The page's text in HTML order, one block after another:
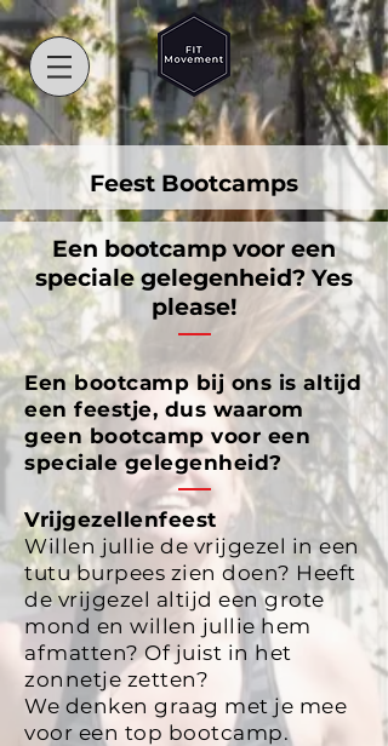
Feest Bootcamps
Een bootcamp voor een
speciale gelegenheid? Yes
please!
Een bootcamp bij ons is altijd
een feestje, dus waarom
geen bootcamp voor een
speciale gelegenheid?
Vrijgezellenfeest
Willen jullie de vrijgezel in een
tutu burpees zien doen? Heeft
de vrijgezel altijd een grote
mond en willen jullie hem
afmatten? Of juist in het
zonnetje zetten?
We denken graag met je mee
voor een top bootcamp.